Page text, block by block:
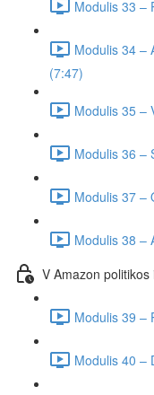
Modulis 33 –
Modulis 34 –
(7:47)
Modulis 35 –
Modulis 36 –
Modulis 37 –
Modulis 38 –
V Amazon
Modulis 39 –
Modulis 40 –